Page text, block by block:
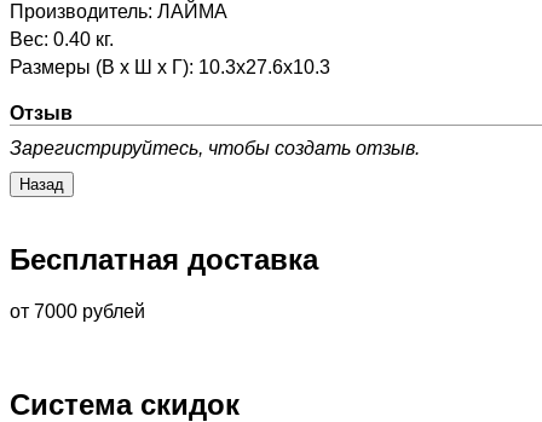
Производитель: ЛАЙМА
Вес: 0.40 кг.
Размеры (В х Ш х Г): 10.3x27.6x10.3
Отзыв
Зарегистрируйтесь, чтобы создать отзыв.
Бесплатная доставка
от 7000 рублей
Система скидок